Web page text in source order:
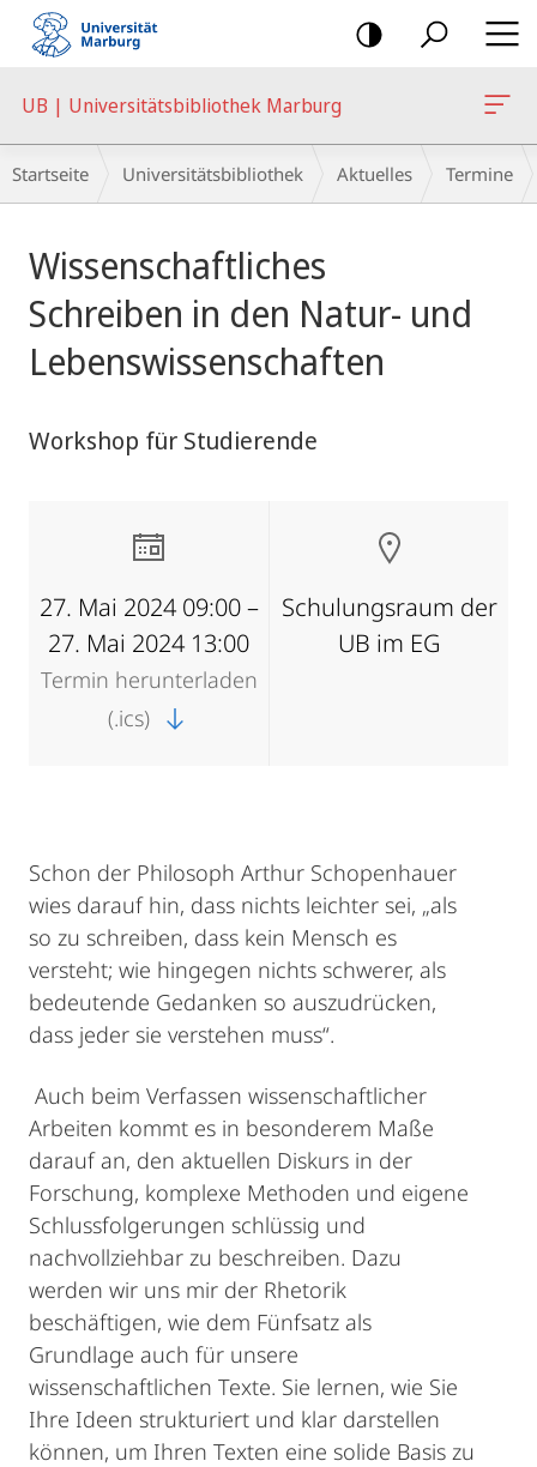
Mobile-
Navigation
UB | Universitätsbibliothek Marburg
Breadcrumb-
Navigation
Startseite Universitätsbibliothek Aktuelles Termine
Wissenschaftliches
Schreiben in den Natur- und
Lebenswissenschaften
Workshop für Studierende
27. Mai 2024 09:00 –
27. Mai 2024 13:00
Termin herunterladen
(.ics)
Schulungsraum der
UB im EG
Schon der Philosoph Arthur Schopenhauer
wies darauf hin, dass nichts leichter sei, „als
so zu schreiben, dass kein Mensch es
versteht; wie hingegen nichts schwerer, als
bedeutende Gedanken so auszudrücken,
dass jeder sie verstehen muss“.
Auch beim Verfassen wissenschaftlicher
Arbeiten kommt es in besonderem Maße
darauf an, den aktuellen Diskurs in der
Forschung, komplexe Methoden und eigene
Schlussfolgerungen schlüssig und
nachvollziehbar zu beschreiben. Dazu
werden wir uns mir der Rhetorik
beschäftigen, wie dem Fünfsatz als
Grundlage auch für unsere
wissenschaftlichen Texte. Sie lernen, wie Sie
Ihre Ideen strukturiert und klar darstellen
können, um Ihren Texten eine solide Basis zu